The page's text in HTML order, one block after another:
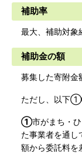
補助率
最大、補助対象
補助金の額
募集した寄附金
ただし、以下
①市がまち・
た事業者を通し
額から委託料を